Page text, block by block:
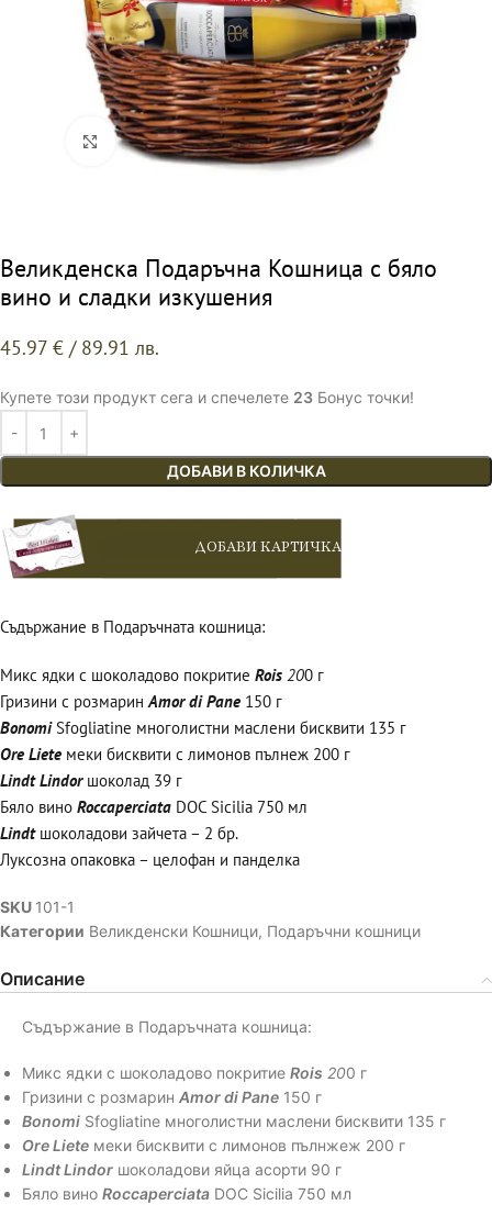
Щракнете за уголемяване
Великденска Подаръчна Кошница с бяло
вино и сладки изкушения
45.97 € / 89.91 лв.
Купете този продукт сега и спечелете 23 Бонус точки!
ДОБАВИ В КОЛИЧКА
ДОБАВИ КАРТИЧКА
Съдържание в Подаръчната кошница:
Микс ядки с шоколадово покритие Rois 200 г
Гризини с розмаринAmor di Pane 150 г
Bonomi Sfogliatine многолистни маслени бисквити 135 г
Ore Liete меки бисквити с лимонов пълнеж 200 г
Lindt Lindorшоколад 39 г
Бяло вино Roccaperciata DOC Sicilia 750 мл
Lindt шоколадови зайчета – 2 бр.
Луксозна опаковка – целофан и панделка
SKU 101-1
Категории Великденски Кошници, Подаръчни кошници
Описание
Съдържание в Подаръчната кошница:
Микс ядки с шоколадово покритие Rois 200 г
Гризини с розмарин Amor di Pane 150 г
Bonomi Sfogliatine многолистни маслени бисквити 135 г
Ore Liete меки бисквити с лимонов пълнжеж 200 г
Lindt Lindor шоколадови яйца асорти 90 г
Бяло вино Roccaperciata DOC Sicilia 750 мл